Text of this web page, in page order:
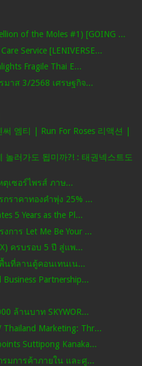
of the Moles #1) [GOING ...
Service [LENIVERSE...
Fragile Thai E...
มาส 3/2568 เศรษฐกิจ...
엠티 | Run For Roses 리액션 |
러가도 됩미까?! : 태권넥스트도
เซอร์ไพรส์ ภาษ...
กราคาทองคำพุ่ง 25% ...
5 Years as the Pl...
การ Let Me Be Your ...
ครบรอบ 5 ปี สู่แพ...
นที่ลานตู้คอนเทนเน...
Partnership...
ล้านบาท SKYWOR...
Thailand Marketing: Thr...
Suttipong Kanaka...
มการค้าภายใน และศู...